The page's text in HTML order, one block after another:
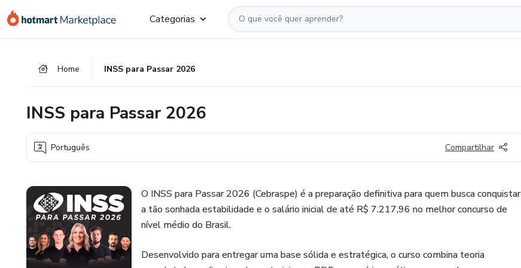
para
para
para
Categorias
Home INSS para Passar 2026
INSS para Passar 2026
Português Compartilhar
O INSS para Passar 2026 (Cebraspe) é a preparação definitiva para quem busca conquistar
a tão sonhada estabilidade e o salário inicial de até R$ 7.217,96 no melhor concurso de
nível médio do Brasil.
Desenvolvido para entregar uma base sólida e estratégica, o curso combina teoria